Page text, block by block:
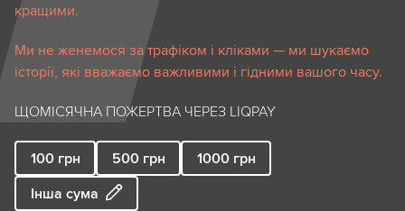
кращими.
Ми не женемося за трафіком і кліками — ми шукаємо
історії, які вважаємо важливими і гідними вашого часу.
ЩОМІСЯЧНА ПОЖЕРТВА ЧЕРЕЗ LIQPAY
100 грн 500 грн 1000 грн
Інша сума